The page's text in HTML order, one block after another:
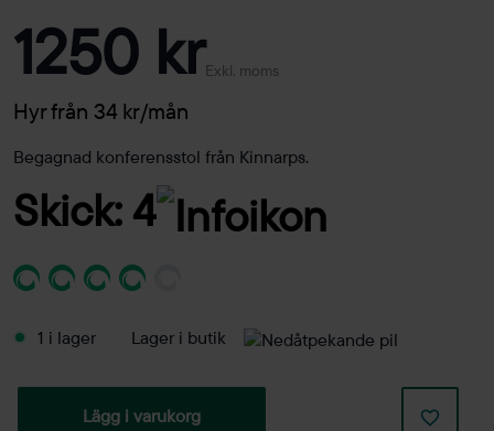
1250 krExkl. moms
Hyr från 34 kr/mån
Begagnad konferensstol från Kinnarps.
Skick: 4
1 i lager Lager i butik
Lägg i varukorg